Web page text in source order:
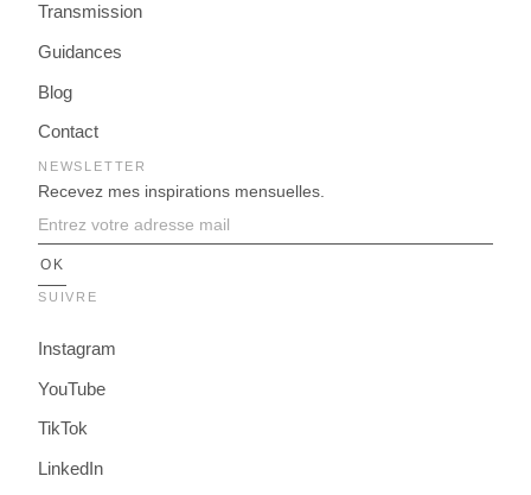
Transmission
Guidances
Blog
Contact
NEWSLETTER
Recevez mes inspirations mensuelles.
SUIVRE
Instagram
YouTube
TikTok
LinkedIn